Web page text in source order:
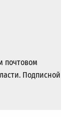
почтовом
Подписной